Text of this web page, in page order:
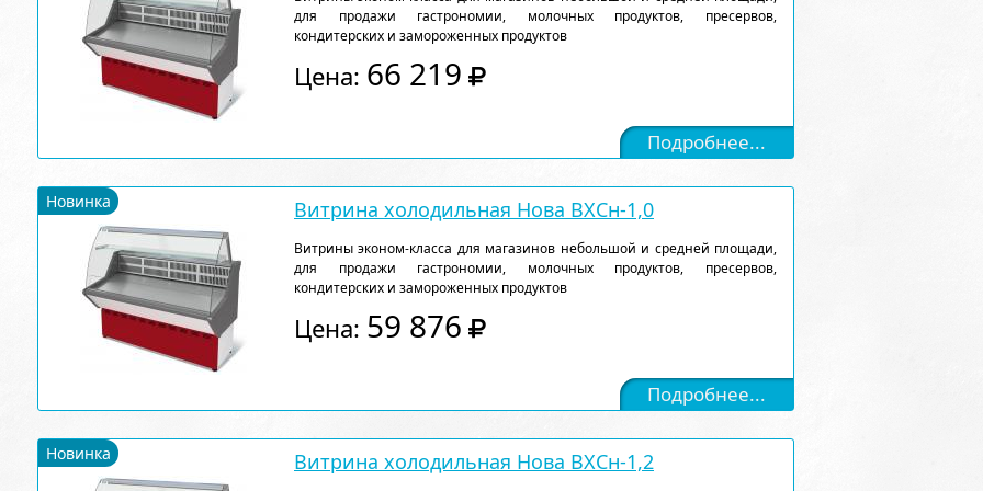
для продажи гастрономии, молочных продуктов, пресервов,
кондитерских и замороженных продуктов
Цена: 66 219
Подробнее...
Новинка Витрина холодильная Нова ВХСн-1,0
Витрины эконом-класса для магазинов небольшой и средней площади,
для продажи гастрономии, молочных продуктов, пресервов,
кондитерских и замороженных продуктов
Цена: 59 876
Подробнее...
Новинка Витрина холодильная Нова ВХСн-1,2